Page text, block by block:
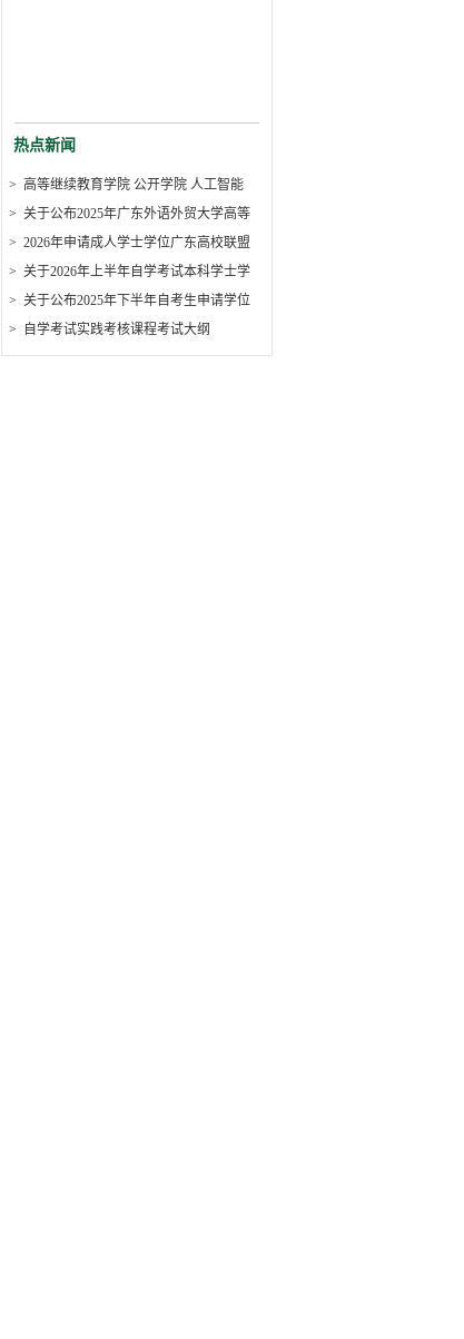
热点新闻
> 高等继续教育学院 公开学院 人工智能
> 关于公布2025年广东外语外贸大学高等
> 2026年申请成人学士学位广东高校联盟
> 关于2026年上半年自学考试本科学士学
> 关于公布2025年下半年自考生申请学位
>
自学考试实践考核课程考试大纲